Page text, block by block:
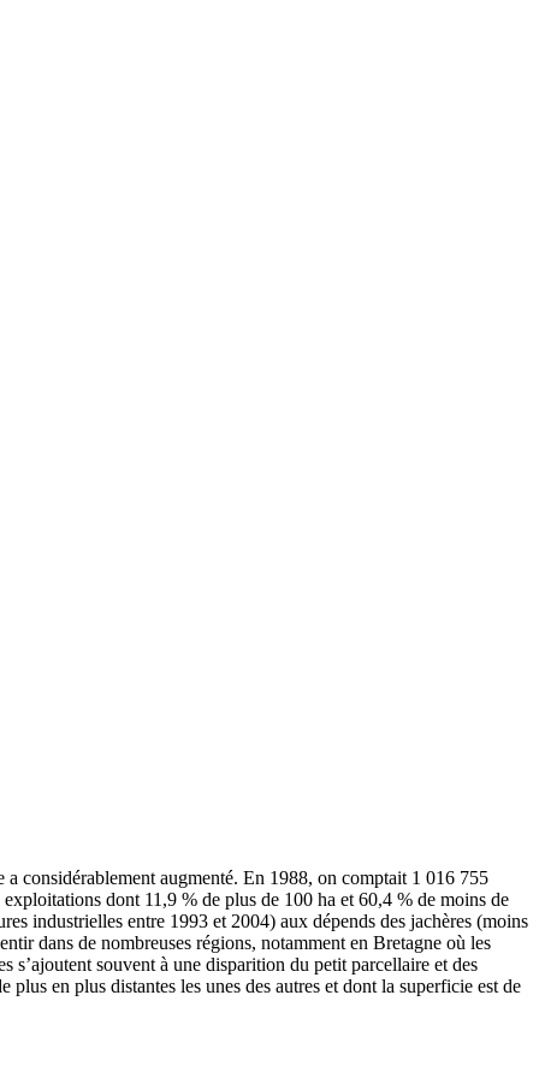
considérablement augmenté. En 1988, on comptait 1 016 755
dont 11,9 % de plus de 100 ha et 60,4 % de moins de
industrielles entre 1993 et 2004) aux dépends des jachères (moins
dans de nombreuses régions, notamment en Bretagne où les
s’ajoutent souvent à une disparition du petit parcellaire et des
en plus distantes les unes des autres et dont la superficie est de